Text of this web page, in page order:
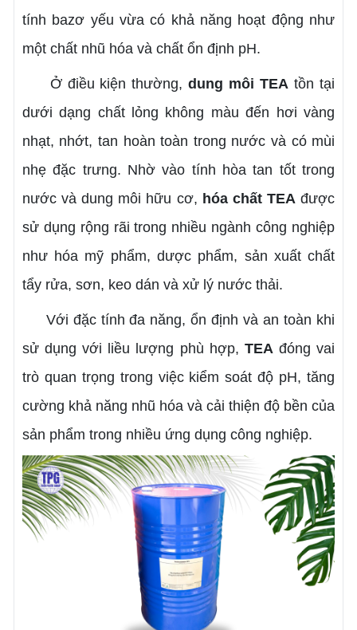
tính bazơ yếu vừa có khả năng hoạt động như
một chất nhũ hóa và chất ổn định pH.
Ở điều kiện thường,dung môiTEA tồn tại
dưới dạng chất lỏng không màu đến hơi vàng
nhạt, nhớt, tan hoàn toàn trong nước và có mùi
nhẹ đặc trưng. Nhờ vào tính hòa tan tốt trong
nước và dung môi hữu cơ, hóa chấtTEA được
sử dụng rộng rãi trong nhiều ngành công nghiệp
như hóa mỹ phẩm, dược phẩm, sản xuất chất
tẩy rửa, sơn, keo dán và xử lý nước thải.
Với đặc tính đa năng, ổn định và an toàn khi
sử dụng với liều lượng phù hợp, TEA đóng vai
trò quan trọng trong việc kiểm soát độ pH, tăng
cường khả năng nhũ hóa và cải thiện độ bền của
sản phẩm trong nhiều ứng dụng công nghiệp.